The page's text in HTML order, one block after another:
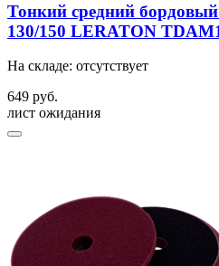
Тонкий средний
130/150 LERATON
На складе: отсутствует
649 руб.
лист ожидания